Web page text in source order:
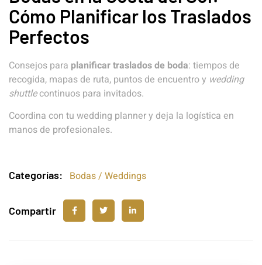
Cómo Planificar los Traslados
Perfectos
Consejos para planificar traslados de boda: tiempos de
recogida, mapas de ruta, puntos de encuentro y wedding
shuttlecontinuos para invitados.
Coordina con tu wedding planner y deja la logística en
manos de profesionales.
Categorías: Bodas / Weddings
Compartir